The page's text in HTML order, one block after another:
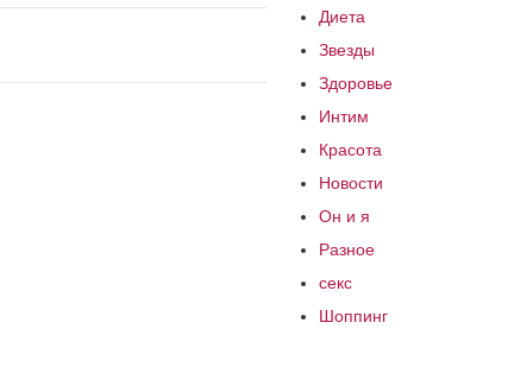
Диета
Звезды
Здоровье
Интим
Красота
Новости
Он и я
Разное
секс
Шоппинг